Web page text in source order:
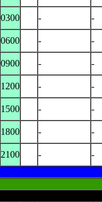
0300 - -
0600 - -
0900 - -
1200 - -
1500 - -
1800 - -
2100 -
-